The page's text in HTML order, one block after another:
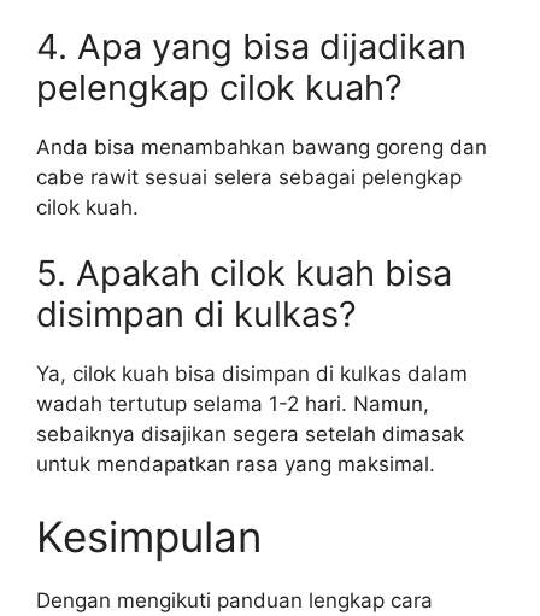
4. Apa yang bisa dijadikan
pelengkap cilok kuah?
Anda bisa menambahkan bawang goreng dan
cabe rawit sesuai selera sebagai pelengkap
cilok kuah.
5. Apakah cilok kuah bisa
disimpan di kulkas?
Ya, cilok kuah bisa disimpan di kulkas dalam
wadah tertutup selama 1-2 hari. Namun,
sebaiknya disajikan segera setelah dimasak
untuk mendapatkan rasa yang maksimal.
Kesimpulan
Dengan mengikuti panduan lengkap cara